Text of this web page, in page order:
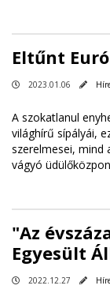
Eltűnt
2023.01.06
A szokatlanul
világhírű sípályái,
szerelmesei, mind
vágyó
"Az
Egyesült
2022.12.27